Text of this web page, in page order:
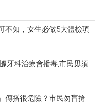
不知，女生必做5大體檢項
牙科治療會播毒,市民毋須
傳播很危險？巿民勿盲搶